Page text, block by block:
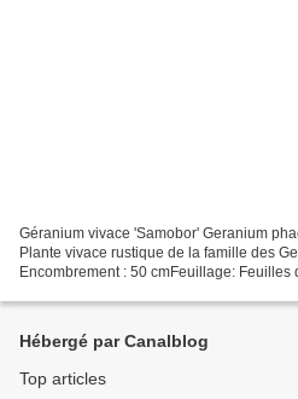
Géranium vivace 'Samobor' Geranium
Plante vivace rustique de la famille des
Encombrement : 50 cmFeuillage: Feuilles
Hébergé par Canalblog
Top articles